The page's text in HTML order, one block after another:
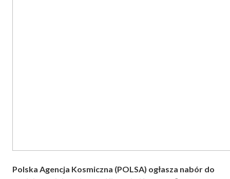
Polska Agencja Kosmiczna (POLSA) ogłasza nabór do